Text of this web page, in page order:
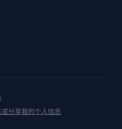
或分享我的个人信息